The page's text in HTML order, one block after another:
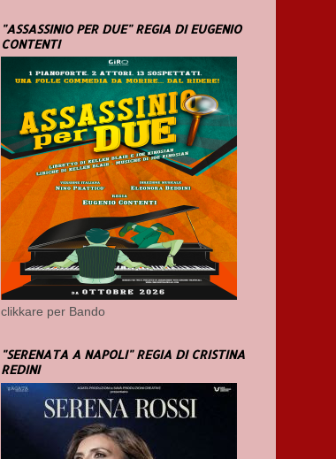
"ASSASSINIO PER DUE" REGIA DI EUGENIO
CONTENTI
clikkare per Bando
"SERENATA A NAPOLI" REGIA DI CRISTINA
REDINI